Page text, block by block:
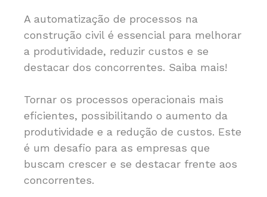
A automatização de processos na
construção civil é essencial para melhorar
a produtividade, reduzir custos e se
destacar dos concorrentes. Saiba mais!
Tornar os processos operacionais mais
eficientes, possibilitando o aumento da
produtividade e a redução de custos. Este
é um desafio para as empresas que
buscam crescer e se destacar frente aos
concorrentes.